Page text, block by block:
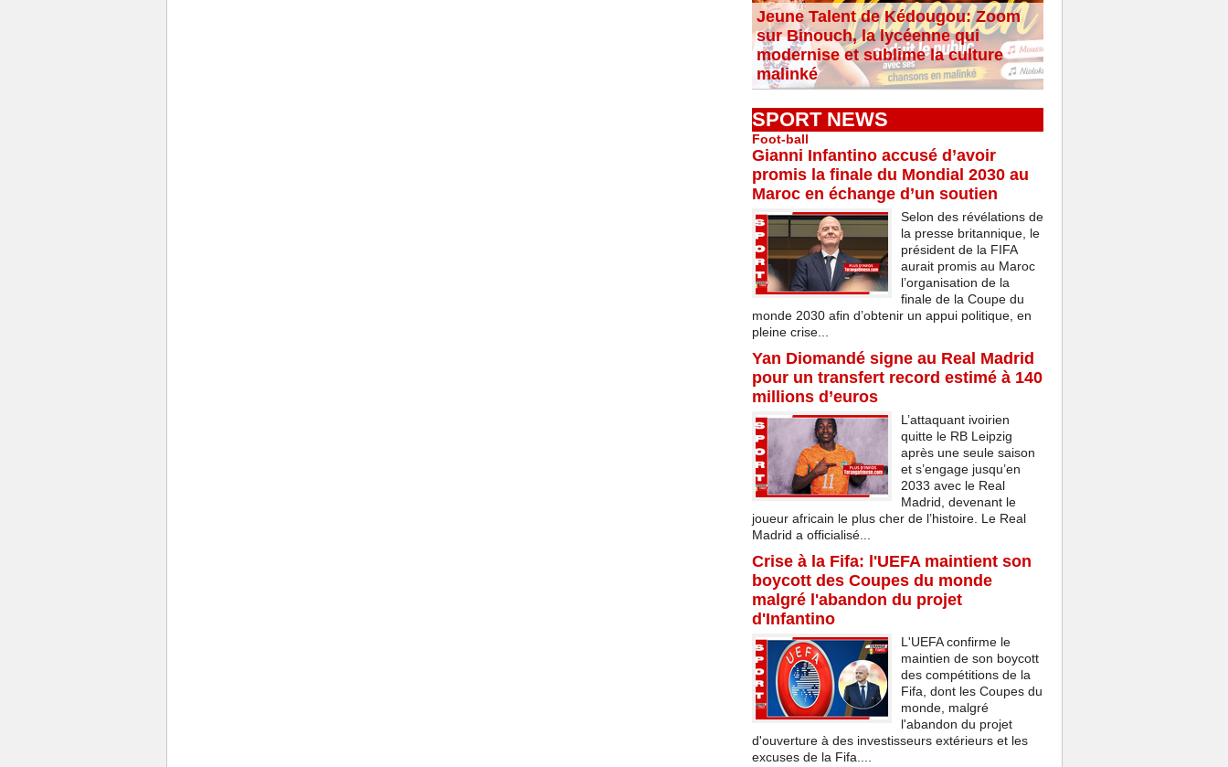
Jeune Talent de Kédougou: Zoom
sur Binouch, la lycéenne qui
modernise et sublime la culture
malinké
SPORT NEWS
Foot-ball
Gianni Infantino accusé d’avoir
promis la finale du Mondial 2030 au
Maroc en échange d’un soutien
Selon des révélations de
la presse britannique, le
président de la FIFA
aurait promis au Maroc
l’organisation de la
finale de la Coupe du
monde 2030 afin d’obtenir un appui politique, en
pleine crise...
Yan Diomandé signe au Real Madrid
pour un transfert record estimé à 140
millions d’euros
L’attaquant ivoirien
quitte le RB Leipzig
après une seule saison
et s’engage jusqu’en
2033 avec le Real
Madrid, devenant le
joueur africain le plus cher de l’histoire. Le Real
Madrid a officialisé...
Crise à la Fifa: l'UEFA maintient son
boycott des Coupes du monde
malgré l'abandon du projet
d'Infantino
L'UEFA confirme le
maintien de son boycott
des compétitions de la
Fifa, dont les Coupes du
monde, malgré
l'abandon du projet
d'ouverture à des investisseurs extérieurs et les
excuses de la Fifa....